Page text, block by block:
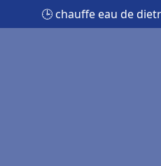
🕒 chauffe eau de